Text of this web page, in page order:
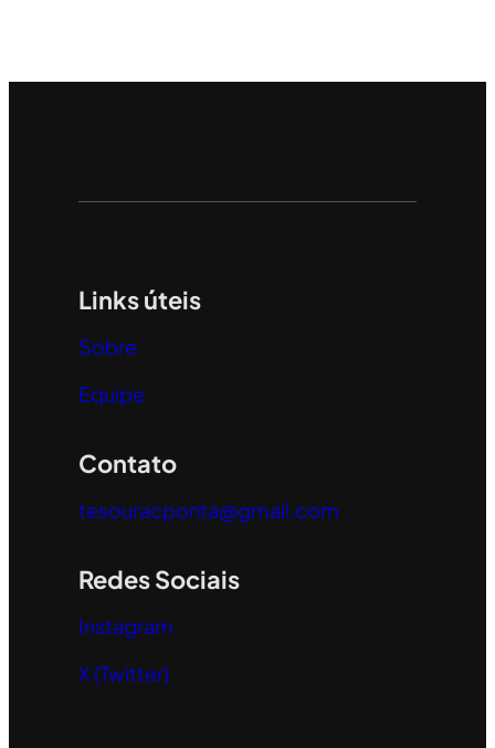
Links úteis
Sobre
Equipe
Contato
tesouracponta@gmail.com
Redes Sociais
Instagram
X (Twitter)